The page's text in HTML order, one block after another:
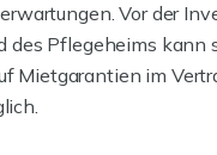
Vor der
Pflegeheims kann
im